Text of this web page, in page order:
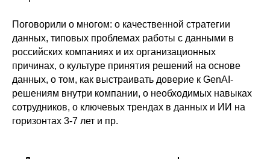
Поговорили о многом: о качественной стратегии
данных, типовых проблемах работы с данными в
российских компаниях и их организационных
причинах, о культуре принятия решений на основе
данных, о том, как выстраивать доверие к GenAI-
решениям внутри компании, о необходимых навыках
сотрудников, о ключевых трендах в данных и ИИ на
горизонтах 3-7 лет и пр.